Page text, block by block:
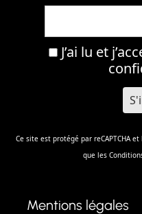
J’ai lu et
Ce site est protégé par reCAPTCHA et
que les
Mentions légales